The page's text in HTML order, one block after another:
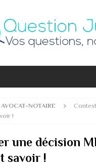
AVOCAT-NOTAIRE
!
une décision
savoir !